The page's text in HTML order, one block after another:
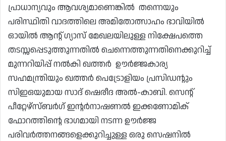
പ്രാധാന്യവും ആവശ്യമാണെങ്കിൽ തന്നെയും
പരിസ്ഥിതി വാദത്തിലെ അമിതോത്സാഹം ഭാവിയിൽ
ഓയിൽ ആന്റ് ഗ്യാസ് മേഖലയിലുള്ള നിക്ഷേപത്തെ
തടസ്സപ്പെടുത്തുന്നതിൽ ചെന്നെത്തുന്നതിനെക്കുറിച്ച്
മുന്നറിയിപ്പ് നൽകി ഖത്തർ ഊർജ്ജകാര്യ
സഹമന്ത്രിയും ഖത്തർ പെട്രോളിയം പ്രസിഡന്റും
സിഇഒയുമായ സാദ് ഷെരീദ അൽ-കാബി. സെന്റ്
പീറ്റേഴ്‌സ്ബർഗ് ഇന്റർനാഷണൽ ഇക്കണോമിക്
ഫോറത്തിന്റെ ഭാഗമായി നടന്ന ഊർജ്ജ
പരിവർത്തനങ്ങളെക്കുറിച്ചുള്ള ഒരു സെഷനിൽ